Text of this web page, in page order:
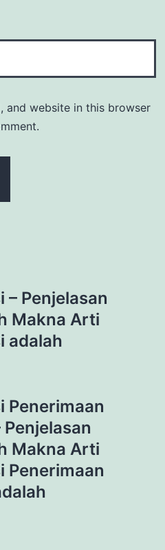
and website in this browser
Penjelasan
Makna Arti
adalah
Penerimaan
Penjelasan
Makna Arti
Penerimaan